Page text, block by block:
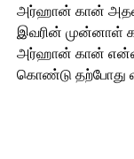
அர்ஹான் கான் அதன்
இவரின் முன்னாள்
அர்ஹான் கான்
கொண்டு தற்போது